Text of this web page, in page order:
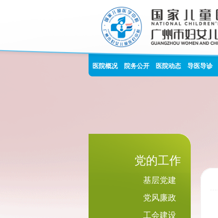
医院概况 院务公开 医院动态 导医导诊
党的工作
基层党建
党风廉政
工会建设